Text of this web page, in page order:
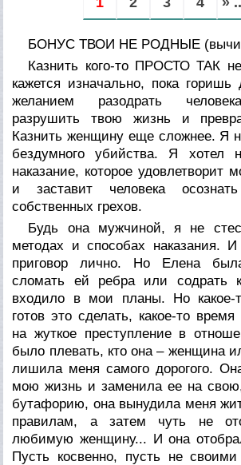
БОНУС ТВОИ НЕ РОДНЫЕ
Казнить кого-то ПРОСТО ТАК
кажется изначально, пока
желанием разодрать
разрушить твою жизнь и
Казнить женщину еще сложнее. Я
бездумного убийства. Я хотел
наказание, которое удовлетворит
и заставит человека
собственных грехов.
Будь она мужчиной, я не
методах и способах наказания.
приговор лично. Но Елена
сломать ей ребра или содрать
входило в мои планы. Но
готов это сделать, какое-то
на жуткое преступление в
было плевать, кто она – женщина
лишила меня самого дорогого.
мою жизнь и заменила ее на
бутафорию, она вынудила меня
правилам, а затем чуть не
любимую женщину... И она
Пусть косвенно, пусть не